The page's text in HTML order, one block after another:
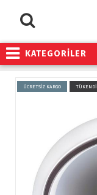
KATEGORİLER
ÜCRETSİZ KARGO TÜKENDİ